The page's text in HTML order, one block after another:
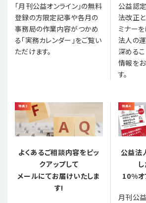
「月刊公益オンライン」の無料
登録の方限定記事や各月の
事務局の作業内容がつかめ
る「実務カレンダー」をご覧い
ただけます。
公益認
法改正
ミナーを
法人の
深める
情報を
す。
よくあるご相談内容をピッ
クアップして
メールにてお届けいたしま
す!
公益法
10%オ
月刊公